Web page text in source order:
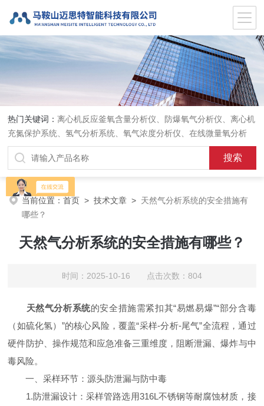
热门关键词：离心机反应釜氧含量分析仪、防爆氧气分析仪、离心机
充氮保护系统、氢气分析系统、氧气浓度分析仪、在线微量氧分析
仪、气体在线分析、在线氧含量分析仪、氧气氮气分析仪、
当前位置：首页 >技术文章 > 天然气分析系统的安全措施有
哪些？
天然气分析系统的安全措施有哪些？
时间：2025-10-16 点击次数：804
天然气分析系统的安全措施需紧扣其“易燃易爆”“部分含毒
（如硫化氢）”的核心风险，覆盖“采样-分析-尾气”全流程，通过
硬件防护、操作规范和应急准备三重维度，阻断泄漏、爆炸与中
毒风险。
一、采样环节：源头防泄漏与防中毒
1.防泄漏设计：采样管路选用316L不锈钢等耐腐蚀材质，接